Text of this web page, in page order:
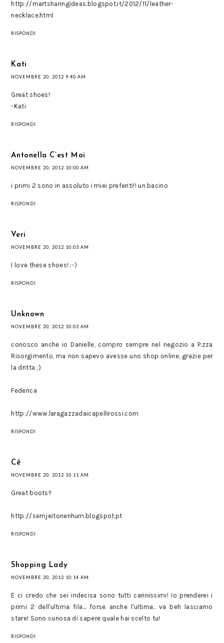
http://martsharingideas.blogspot.it/2012/11/leather-
necklace.html
RISPONDI
Kati
NOVEMBRE 20, 2012 9:40 AM
Great shoes!
-Kati
RISPONDI
Antonella C’est Moi
NOVEMBRE 20, 2012 10:00 AM
i primi 2 sono in assoluto i miei preferiti!! un bacino
RISPONDI
Veri
NOVEMBRE 20, 2012 10:03 AM
I love these shoes! :-)
RISPONDI
Unknown
NOVEMBRE 20, 2012 10:03 AM
conosco anche io Danielle, compro sempre nel negozio a P.zza
Risorgimento, ma non sapevo avesse uno shop online, grazie per
la dritta ;)
Federica
http://www.laragazzadaicapellirossi.com
RISPONDI
Cê
NOVEMBRE 20, 2012 10:11 AM
Great boots!!
http://semjeitonenhum.blogspot.pt
RISPONDI
Shopping Lady
NOVEMBRE 20, 2012 10:14 AM
E ci credo che sei indecisa sono tutti carinissimi! Io prenderei i
primi 2 dell'ultima fila... forse anche l'ultima.. va beh lasciamo
stare! Sono curiosa di sapere quale hai scelto tu!
RISPONDI